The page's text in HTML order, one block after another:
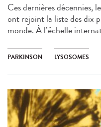
Ces dernières décennies,
ont rejoint la liste des dix
monde. À l’échelle
PARKINSON LYSOSOMES